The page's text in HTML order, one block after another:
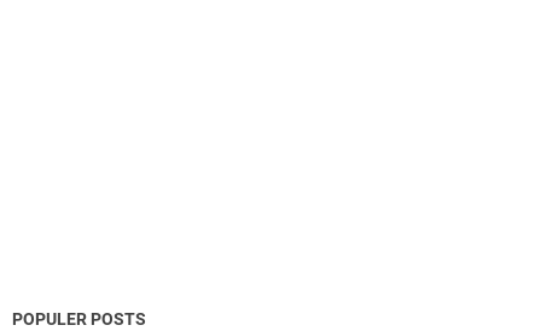
POPULER POSTS